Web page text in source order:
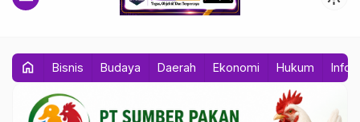
home Bisnis Budaya Daerah Ekonomi Hukum Info